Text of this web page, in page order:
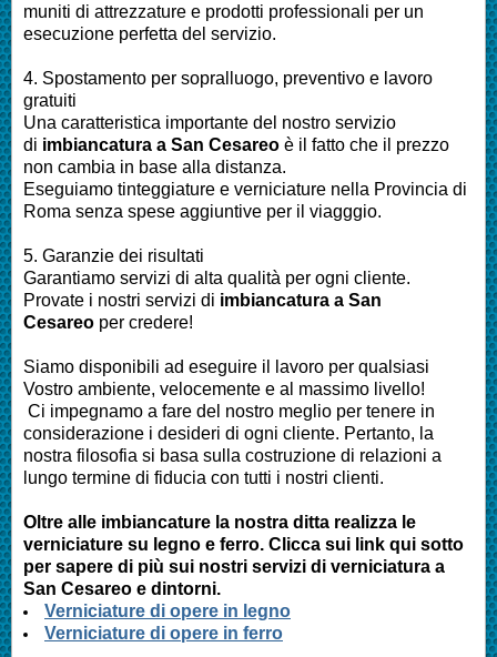
muniti di attrezzature e prodotti professionali per un
esecuzione perfetta del servizio.
4. Spostamento per sopralluogo, preventivo e lavoro
gratuiti
Una caratteristica importante del nostro servizio
di imbiancatura a San Cesareo è il fatto che il prezzo
non cambia in base alla distanza.
Eseguiamo tinteggiature e verniciature nella Provincia di
Roma senza spese aggiuntive per il viagggio.
5. Garanzie dei risultati
Garantiamo servizi di alta qualità per ogni cliente.
Provate i nostri servizi di imbiancatura a San
Cesareo per credere!
Siamo disponibili ad eseguire il lavoro per qualsiasi
Vostro ambiente, velocemente e al massimo livello!
Ci impegnamo a fare del nostro meglio per tenere in
considerazione i desideri di ogni cliente. Pertanto, la
nostra filosofia si basa sulla costruzione di relazioni a
lungo termine di fiducia con tutti i nostri clienti.
Oltre alle imbiancature la nostra ditta realizza le
verniciature su legno e ferro. Clicca sui link qui sotto
per sapere di più sui nostri servizi di verniciatura a
San Cesareo e dintorni.
Verniciature di opere in legno
Verniciature di opere in ferro